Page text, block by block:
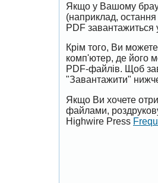
Якщо у Вашому
(наприклад, остання
PDF завантажиться
Крім того, Ви
комп'ютер, де його
PDF-файлів. Щоб
"Завантажити"
Якщо Ви хочете
файлами,
Highwire Press